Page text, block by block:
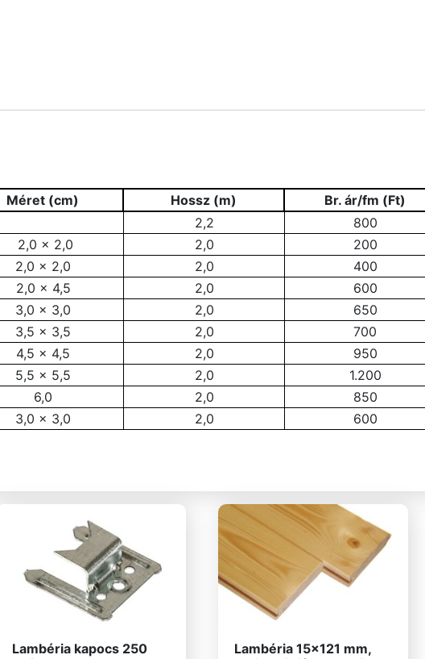
Méret (cm) Hossz (m) Br. ár/fm (Ft)
2,2 800
2,0 x 2,0 2,0 200
2,0 x 2,0 2,0 400
2,0 x 4,5 2,0 600
3,0 x 3,0 2,0 650
3,5 x 3,5 2,0 700
4,5 x 4,5 2,0 950
5,5 x 5,5 2,0 1.200
6,0 2,0 850
3,0 x 3,0 2,0 600
Lambéria kapocs 250
Lambéria 15×121 mm,